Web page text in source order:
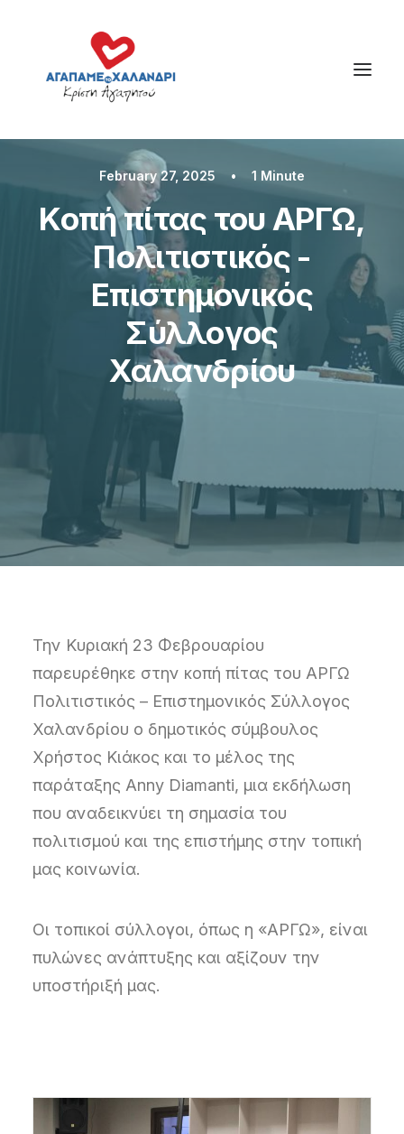
February 27, 2025 • 1 Minute
Kοπή πίτας του ΑΡΓΩ,
Πολιτιστικός -
Επιστημονικός
Σύλλογος
Χαλανδρίου
Την Κυριακή 23 Φεβρουαρίου
παρευρέθηκε στην κοπή πίτας του ΑΡΓΩ
Πολιτιστικός – Επιστημονικός Σύλλογος
Χαλανδρίου ο δημοτικός σύμβουλος
Χρήστος Κιάκος και το μέλος της
παράταξης Anny Diamanti, μια εκδήλωση
που αναδεικνύει τη σημασία του
πολιτισμού και της επιστήμης στην τοπική
μας κοινωνία.
Οι τοπικοί σύλλογοι, όπως η «ΑΡΓΩ», είναι
πυλώνες ανάπτυξης και αξίζουν την
υποστήριξή μας.